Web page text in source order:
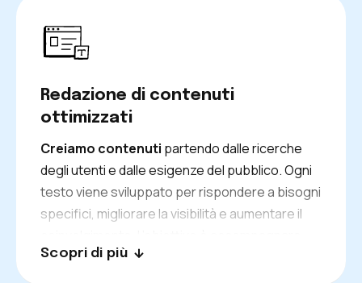
Redazione di contenuti
ottimizzati
Creiamo contenuti partendo dalle ricerche
degli utenti e dalle esigenze del pubblico. Ogni
testo viene sviluppato per rispondere a bisogni
specifici, migliorare la visibilità e aumentare il
l’utente verso un’azione: contatto, richiesta o
Scopri di più